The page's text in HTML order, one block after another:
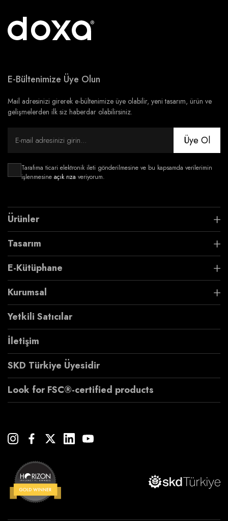
E-Bültenimize Üye Olun
Mail adresinizi girerek e-bültenimize üye olabilir, yeni tasarım, ürün ve
gelişmelerden ilk siz haberdar olabilirsiniz.
Üye Ol
Tarafıma ticari elektronik ileti gönderilmesine ve bu kapsamda verilerimin
işlenmesine açık rıza veriyorum.
Ürünler
Tasarım
E-Kütüphane
Kurumsal
Yetkili Satıcılar
İletişim
SKD Türkiye Üyesidir
Look for FSC®-certified products